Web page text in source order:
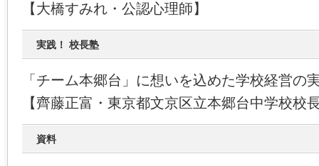
【大橋すみれ・公認心理師】
実践！ 校長塾
「チーム本郷台」に想いを込めた学校経営の
【齊藤正富・東京都文京区立本郷台中学校校
資料